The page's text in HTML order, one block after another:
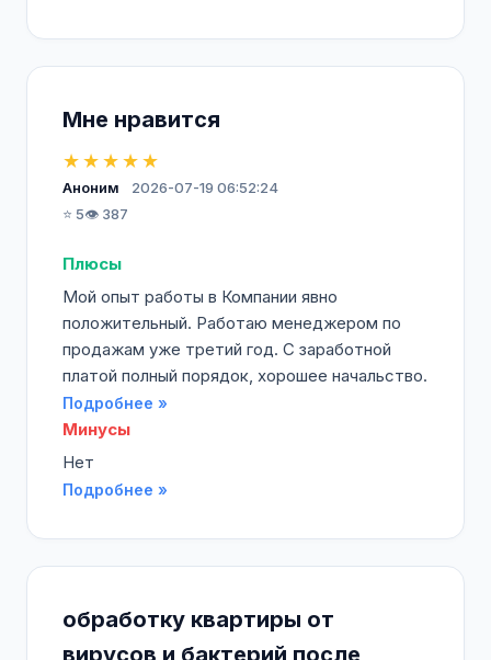
Мне нравится
★★★★★
Аноним
2026-07-19 06:52:24
⭐ 5👁️ 387
Плюсы
Мой опыт работы в Компании явно
положительный. Работаю менеджером по
продажам уже третий год. С заработной
платой полный порядок, хорошее начальство.
Подробнее »
Минусы
Нет
Подробнее »
обработку квартиры от
вирусов и бактерий после